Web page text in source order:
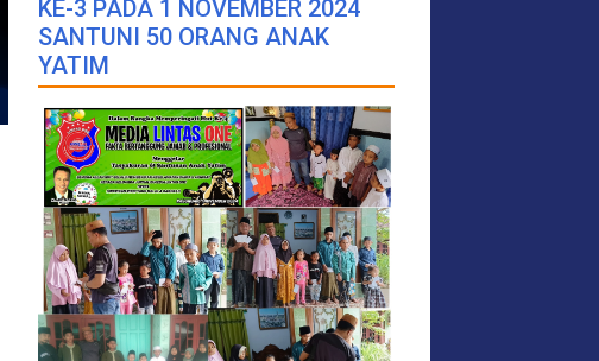
KE-3 PADA 1 NOVEMBER 2024
SANTUNI 50 ORANG ANAK
YATIM